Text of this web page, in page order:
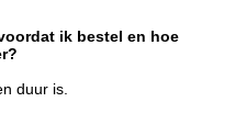
ik bestel en hoe
duur is.